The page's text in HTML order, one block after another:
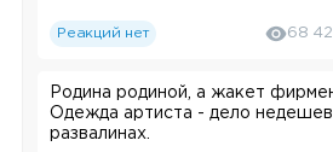
Реакций нет 68
Родина родиной, а жакет
Одежда артиста - дело
развалинах.